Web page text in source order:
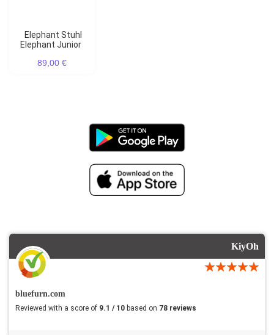
Elephant Stuhl
Elephant Junior
89,00 €
KiyOh
bluefurn.com
Reviewed with a score of 9.1 / 10 based on 78 reviews